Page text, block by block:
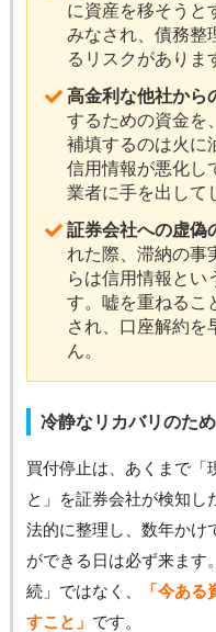
に資産を移そうと
みなされ、債務整
るリスクがありま
高金利な他社から
するための資金を
補填するのは火に
信用情報が悪化し
業者に手を出して
証券会社への虚偽
れた際、滞納の事
らは信用情報とい
す。嘘を重ねるこ
され、口座解約を
ん。
冷静なリカバリのた
買付停止は、あくまで「
と」を証券会社が検知し
法的に整理し、数年かけ
ができる日は必ず来ます
続」ではなく、
「今あ
すこと」 です。